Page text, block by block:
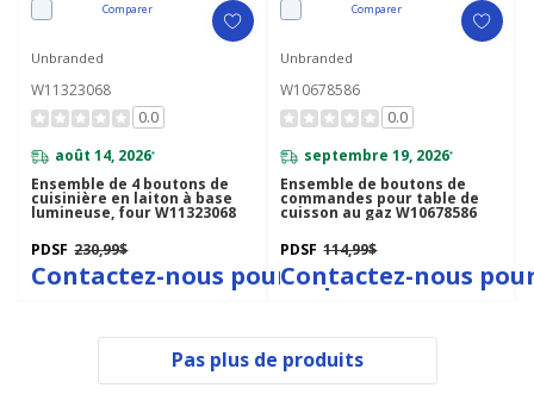
Comparer
Unbranded
W11323068
0.0
août 14, 2026*
Ensemble de 4 boutons de
cuisinière en laiton à base
lumineuse, four W11323068
PDSF 230,99$
Contactez-nous pour le prix
Comparer
Unbranded
W10678586
0.0
septembre 19, 2026*
Ensemble de boutons de
commandes pour table de
cuisson au gaz W10678586
PDSF 114,99$
Contactez-nous
Pas plus de produits